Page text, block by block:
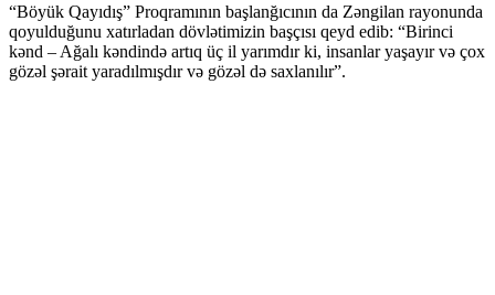
“Böyük Qayıdış” Proqramının başlanğıcının da Zəngilan rayonunda
qoyulduğunu xatırladan dövlətimizin başçısı qeyd edib: “Birinci
kənd – Ağalı kəndində artıq üç il yarımdır ki, insanlar yaşayır və çox
gözəl şərait yaradılmışdır və gözəl də saxlanılır”.